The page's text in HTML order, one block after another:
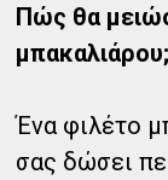
Πώς θα
μπακαλιάρου;
Ένα φιλέτο
σας δώσει